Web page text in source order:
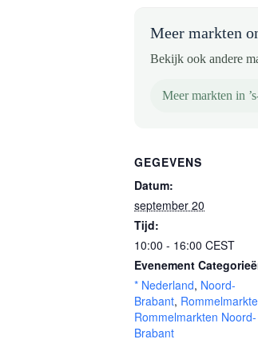
Meer markten
Bekijk ook andere
Meer markten in
GEGEVENS
Datum:
september 20
Tijd:
10:00 - 16:00 CEST
Evenement
* Nederland, Noord-
Brabant,
Rommelmarkten Noord-
Brabant